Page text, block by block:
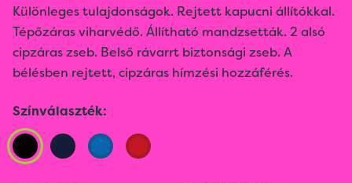
Különleges tulajdonságok. Rejtett kapucni állítókkal.
Tépőzáras viharvédő. Állítható mandzsetták. 2 alsó
cipzáras zseb. Belső rávarrt biztonsági zseb. A
bélésben rejtett, cipzáras hímzési hozzáférés.
Színválaszték: